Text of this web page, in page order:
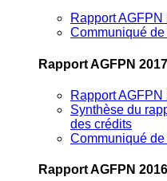
Rapport
Communiqué
Rapport AGFPN 2017
Rapport
Synthèse du
des crédits
Communiqué
Rapport AGFPN 2016